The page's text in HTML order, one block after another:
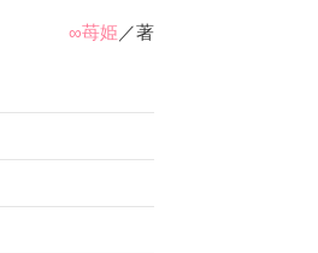
∞苺姫 ／著